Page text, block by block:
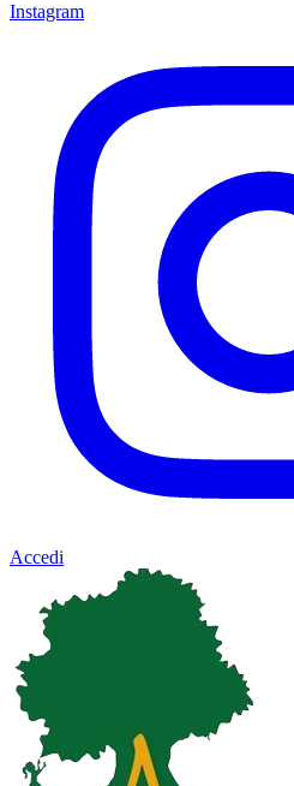
Instagram
Accedi